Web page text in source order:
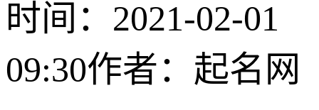
时间：2021-02-01
09:30作者：起名网